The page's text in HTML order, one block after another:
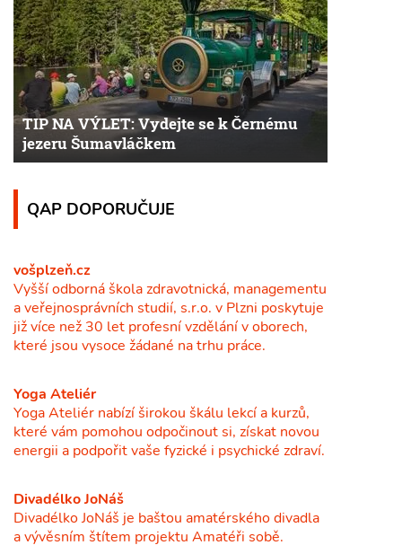
TIP NA VÝLET: Vydejte se k Černému
jezeru Šumavláčkem
QAP DOPORUČUJE
vošplzeň.cz
Vyšší odborná škola zdravotnická, managementu
a veřejnosprávních studií, s.r.o. v Plzni poskytuje
již více než 30 let profesní vzdělání v oborech,
které jsou vysoce žádané na trhu práce.
Yoga Ateliér
Yoga Ateliér nabízí širokou škálu lekcí a kurzů,
které vám pomohou odpočinout si, získat novou
energii a podpořit vaše fyzické i psychické zdraví.
Divadélko JoNáš
Divadélko JoNáš je baštou amatérského divadla
a vývěsním štítem projektu Amatéři sobě.